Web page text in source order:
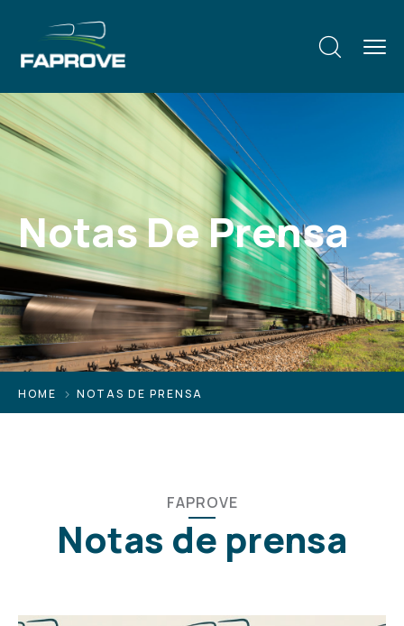
Notas De Prensa
HOME NOTAS DE PRENSA
FAPROVE
Notas de prensa